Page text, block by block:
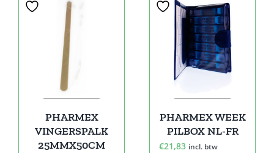
PHARMEX
VINGERSPALK
25MMX50CM
PHARMEX WEEK
PILBOX NL-FR
€21,83 incl. btw